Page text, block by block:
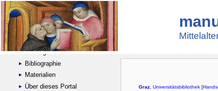
Suche
Handschriftensammlungen
Digitalisierte Handschriften
Kataloge
Bibliographie
Materialien
Über dieses Portal